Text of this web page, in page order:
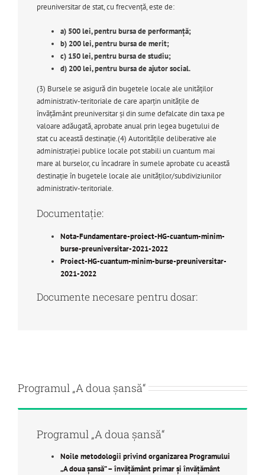
preuniversitar de stat, cu frecvență, este de:
a) 500 lei, pentru bursa de performanță;
b) 200 lei, pentru bursa de merit;
c) 150 lei, pentru bursa de studiu;
d) 200 lei, pentru bursa de ajutor social.
(3) Bursele se asigură din bugetele locale ale unităților
administrativ-teritoriale de care aparțin unitățile de
învățământ preuniversitar și din sume defalcate din taxa pe
valoare adăugată, aprobate anual prin legea bugetului de
stat cu această destinație.(4) Autoritățile deliberative ale
administrației publice locale pot stabili un cuantum mai
mare al burselor, cu încadrare în sumele aprobate cu această
destinație în bugetele locale ale unităților/subdiviziunilor
administrativ-teritoriale.
Documentație:
Nota-Fundamentare-proiect-HG-cuantum-minim-
burse-preuniversitar-2021-2022
Proiect-HG-cuantum-minim-burse-preuniversitar-
2021-2022
Documente necesare pentru dosar:
Programul „A doua șansă“
Programul „A doua șansă“
Noile metodologii privind organizarea Programului
„A doua șansă” – învățământ primar și învățământ